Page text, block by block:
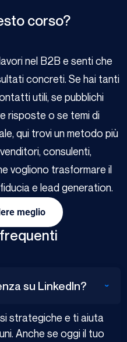
corso?
nel B2B e senti che
concreti. Se hai tanti
utili, se pubblichi
risposte o se temi di
qui trovi un metodo più
consulenti,
vogliono trasformare il
e lead generation.
meglio
su LinkedIn? ›
strategiche e ti aiuta
Anche se oggi il tuo